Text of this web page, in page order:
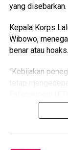
yang disebarkan.
Kepala Korps
Wibowo,
benar atau hoaks.
“Kebijakan
mobile.
pemberlakuan